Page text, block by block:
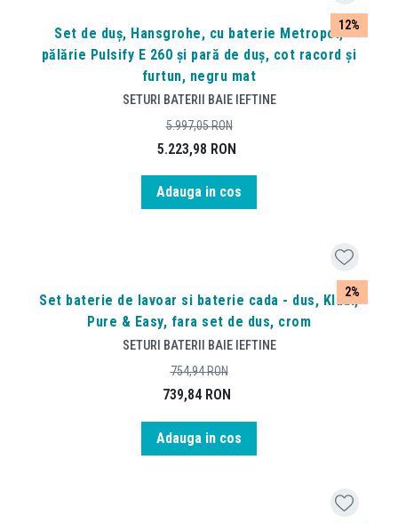
12%
Set de duș, Hansgrohe, cu baterie Metropol,
pălărie Pulsify E 260 și pară de duș, cot racord și
furtun, negru mat
SETURI BATERII BAIE IEFTINE
5.223,98 RON
5.997,05RON
Adauga in cos
2%
Set baterie de lavoar si baterie cada - dus, Kludi,
Pure & Easy, fara set de dus, crom
SETURI BATERII BAIE IEFTINE
739,84 RON
754,94RON
Adauga in cos